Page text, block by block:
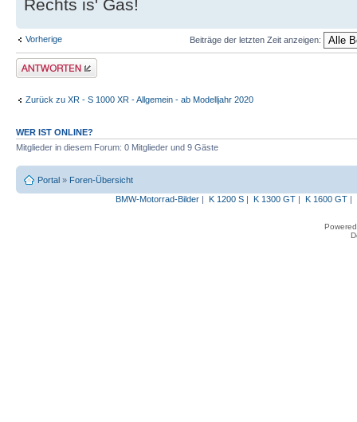
Rechts is' Gas!
Vorherige Beiträge der letzten Zeit anzeigen:
Antwort erstellen
Zurück zu XR - S 1000 XR - Allgemein - ab Modelljahr 2020
WER IST ONLINE?
Mitglieder in diesem Forum: 0 Mitglieder und 9 Gäste
Portal » Foren-Übersicht
BMW-Motorrad-Bilder| K 1200 S| K 1300 GT| K 1600 GT|